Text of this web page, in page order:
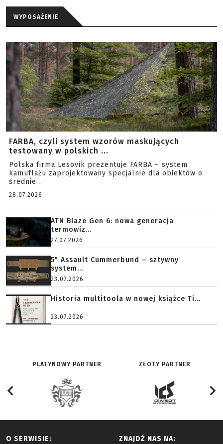
WYPOSAŻENIE
FARBA, czyli system wzorów maskujących
testowany w polskich ...
Polska firma Lesovik prezentuje FARBA – system
kamuflażu zaprojektowany specjalnie dla obiektów o
średnie...
28.07.2026
ATN Blaze Gen 6: nowa generacja
termowiz...
27.07.2026
5" Assault Cummerbund – sztywny
system...
23.07.2026
Historia multitoola w nowej książce Ti...
23.07.2026
PLATYNOWY PARTNER ZŁOTY PARTNER
O SERWISIE: ZNAJDŹ NAS NA: